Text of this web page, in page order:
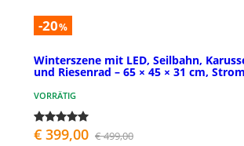
-20%
Winterszene mit LED, Seilbahn,
und Riesenrad – 65 × 45 × 31 cm,
VORRÄTIG
€ 399,00 € 499,00